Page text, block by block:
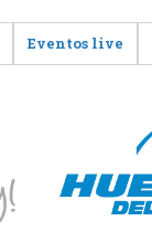
Eventos live